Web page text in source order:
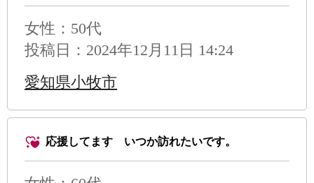
女性：50代
投稿日：2024年12月11日 14:24
愛知県小牧市
応援してます いつか訪れたいです。